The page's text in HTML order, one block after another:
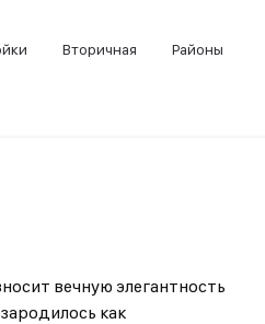
Вторичная Районы
вечную элегантность
как